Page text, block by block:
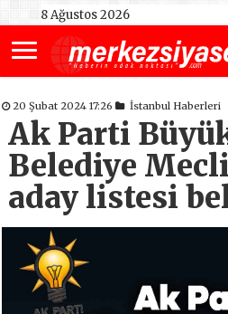
8 Ağustos 2026
20 Şubat 2024 17:26 İstanbul Haberleri
Ak Parti
Belediye
aday listesi